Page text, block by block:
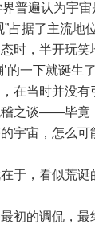
普遍认为宇
”占据了主流地
时，半开玩笑
的一下就诞生
在当时并没
之谈——毕竟
宇宙，怎么可
于，看似荒
初的调侃，